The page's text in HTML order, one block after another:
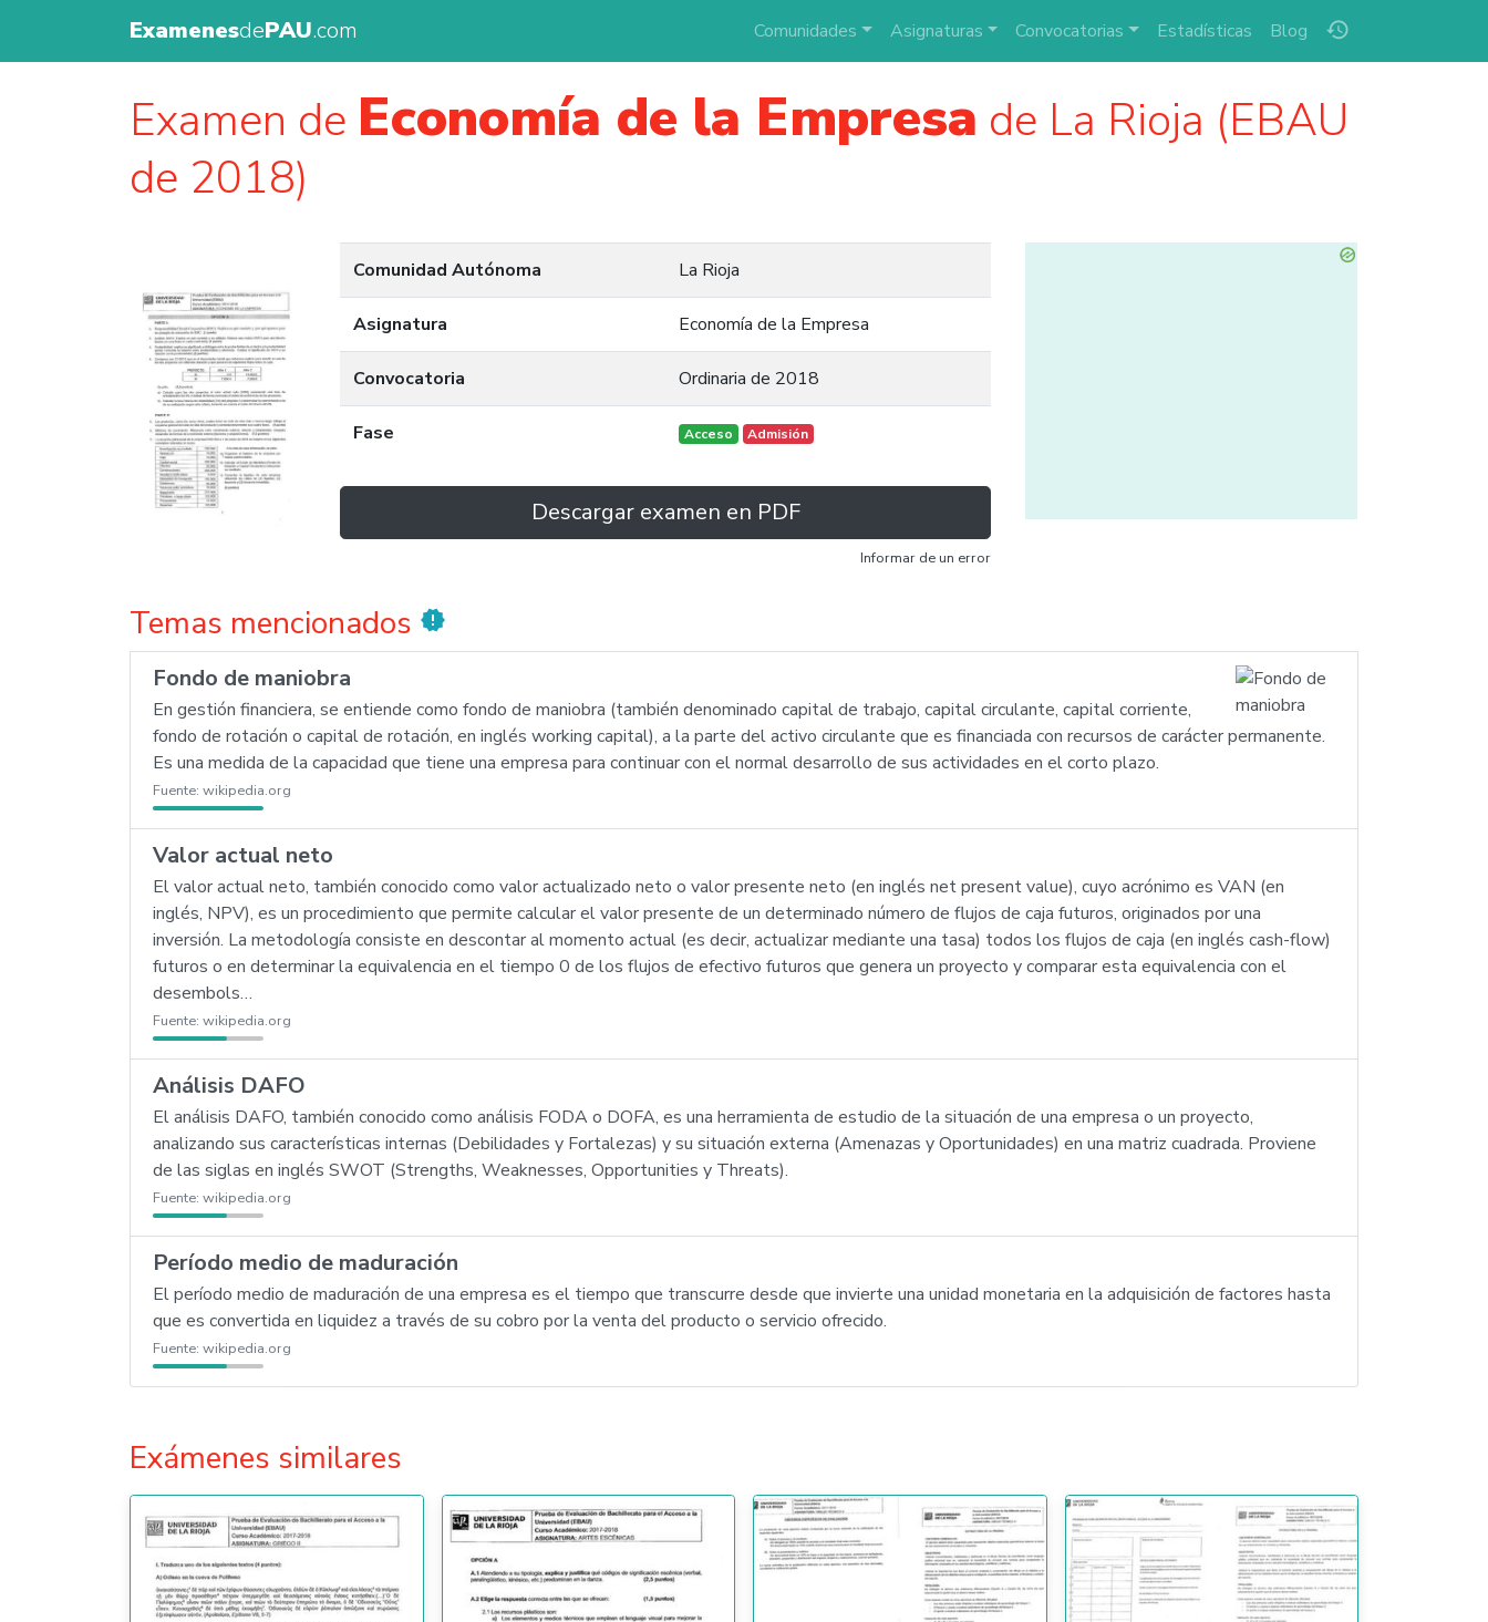
ExamenesdePAU.com history
Comunidades Asignaturas Convocatorias Estadísticas Blog
Examen de Economía de la Empresa de La Rioja (EBAU
de 2018)
Comunidad Autónoma La Rioja
Asignatura Economía de la Empresa
Convocatoria Ordinaria de 2018
Fase Acceso Admisión
Descargar examen en PDF
Informar de un error
Temas mencionados new_releases
Fondo de maniobra
En gestión financiera, se entiende como fondo de maniobra (también denominado capital de trabajo, capital circulante, capital corriente,
fondo de rotación o capital de rotación, en inglés working capital), a la parte del activo circulante que es financiada con recursos de carácter permanente.
Es una medida de la capacidad que tiene una empresa para continuar con el normal desarrollo de sus actividades en el corto plazo.
Fuente: wikipedia.org
Valor actual neto
El valor actual neto, también conocido como valor actualizado neto o valor presente neto (en inglés net present value), cuyo acrónimo es VAN (en
inglés, NPV), es un procedimiento que permite calcular el valor presente de un determinado número de flujos de caja futuros, originados por una
inversión. La metodología consiste en descontar al momento actual (es decir, actualizar mediante una tasa) todos los flujos de caja (en inglés cash-flow)
futuros o en determinar la equivalencia en el tiempo 0 de los flujos de efectivo futuros que genera un proyecto y comparar esta equivalencia con el
desembols…
Fuente: wikipedia.org
Análisis DAFO
El análisis DAFO, también conocido como análisis FODA o DOFA, es una herramienta de estudio de la situación de una empresa o un proyecto,
analizando sus características internas (Debilidades y Fortalezas) y su situación externa (Amenazas y Oportunidades) en una matriz cuadrada. Proviene
de las siglas en inglés SWOT (Strengths, Weaknesses, Opportunities y Threats).
Fuente: wikipedia.org
Período medio de maduración
El período medio de maduración de una empresa es el tiempo que transcurre desde que invierte una unidad monetaria en la adquisición de factores hasta
que es convertida en liquidez a través de su cobro por la venta del producto o servicio ofrecido.
Fuente: wikipedia.org
Exámenes similares